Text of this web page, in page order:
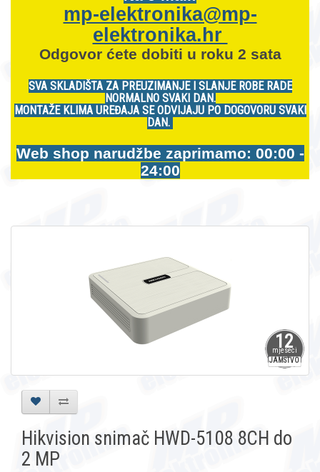
mp-elektronika@mp-
elektronika.hr
Odgovor ćete dobiti u roku 2 sata
SVA SKLADIŠTA ZA PREUZIMANJE I SLANJE ROBE RADE
NORMALNO SVAKI DAN.
MONTAŽE KLIMA UREĐAJA SE ODVIJAJU PO DOGOVORU SVAKI
DAN.
Web shop narudžbe zaprimamo: 00:00 -
24:00
12
mjeseci
JAMSTVO
Hikvision snimač HWD-5108 8CH do
2 MP